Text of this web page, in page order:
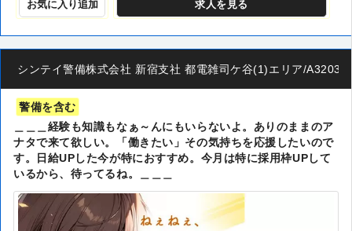
お気に入り追加 求人を見る
シンテイ警備株式会社 新宿支社 都電雑司ケ谷(1)エリア/
警備を含む
＿＿＿経験も知識もなぁ～んにもいらないよ。ありのままのア
ナタで来て欲しい。「働きたい」その気持ちを応援したいので
す。日給UPした今が特におすすめ。今月は特に採用枠UPして
いるから、待ってるね。＿＿＿